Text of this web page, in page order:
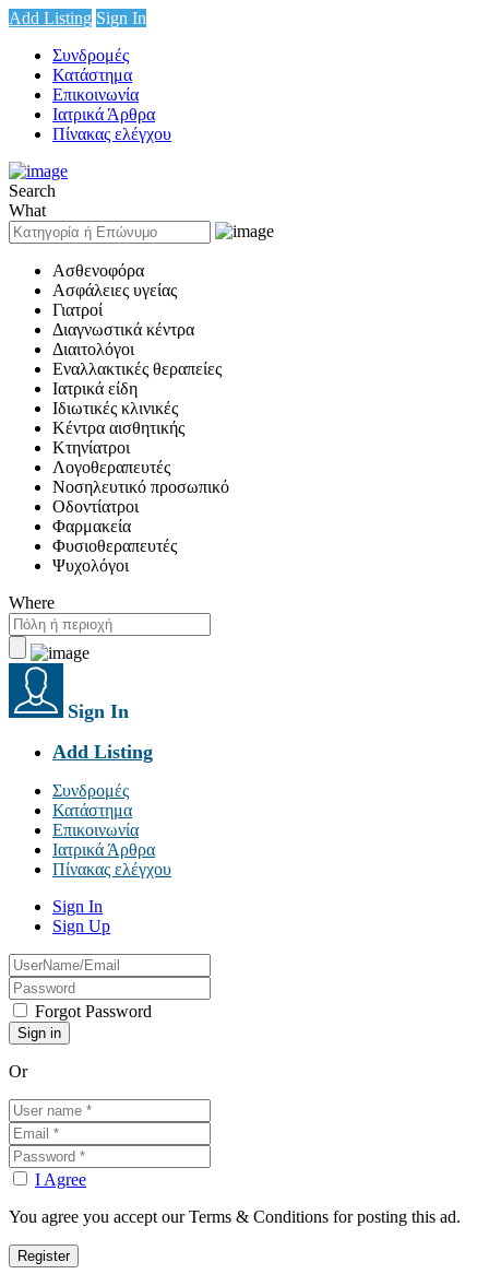
Add Listing Sign In
Συνδρομές
Κατάστημα
Επικοινωνία
Ιατρικά Άρθρα
Πίνακας ελέγχου
Search
What
Ασθενοφόρα
Ασφάλειες υγείας
Γιατροί
Διαγνωστικά κέντρα
Διαιτολόγοι
Εναλλακτικές θεραπείες
Ιατρικά είδη
Ιδιωτικές κλινικές
Κέντρα αισθητικής
Κτηνίατροι
Λογοθεραπευτές
Νοσηλευτικό προσωπικό
Οδοντίατροι
Φαρμακεία
Φυσιοθεραπευτές
Ψυχολόγοι
Where
Sign In
Add Listing
Συνδρομές
Κατάστημα
Επικοινωνία
Ιατρικά Άρθρα
Πίνακας ελέγχου
Sign In
Sign Up
Forgot Password
Or
I Agree
You agree you accept our Terms & Conditions for posting this ad.